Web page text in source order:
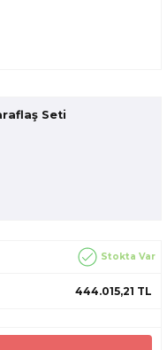
Seti
Stokta Var
444.015,21 TL